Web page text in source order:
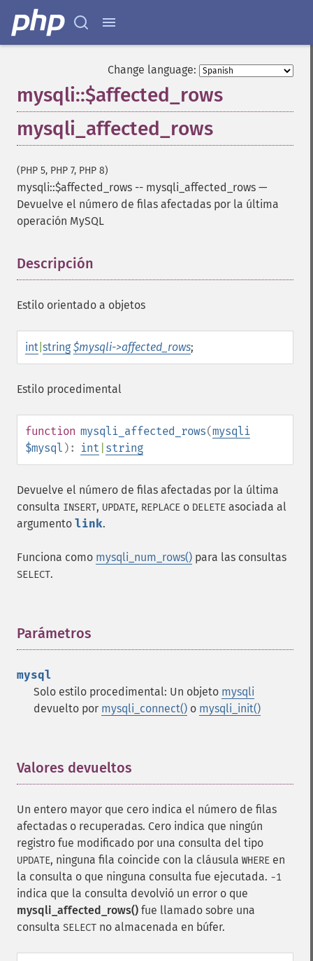
Change language:
mysqli::$affected_rows
mysqli_affected_rows
(PHP 5, PHP 7, PHP 8)
mysqli::$affected_rows -- mysqli_affected_rows —
Devuelve el número de filas afectadas por la última
operación MySQL
Descripción
Estilo orientado a objetos
int string $mysqli->affected_rows;
Estilo procedimental
function mysqli_affected_rows(mysqli
$mysql ): int string
Devuelve el número de filas afectadas por la última
consulta INSERT, UPDATE, REPLACE o DELETE asociada al
argumento link.
Funciona como mysqli_num_rows() para las consultas
SELECT.
Parámetros
mysql
Solo estilo procedimental: Un objeto mysqli
devuelto por mysqli_connect() o mysqli_init()
Valores devueltos
Un entero mayor que cero indica el número de filas
afectadas o recuperadas. Cero indica que ningún
registro fue modificado por una consulta del tipo
UPDATE, ninguna fila coincide con la cláusula WHERE en
la consulta o que ninguna consulta fue ejecutada. -1
indica que la consulta devolvió un error o que
mysqli_affected_rows() fue llamado sobre una
consulta SELECT no almacenada en búfer.